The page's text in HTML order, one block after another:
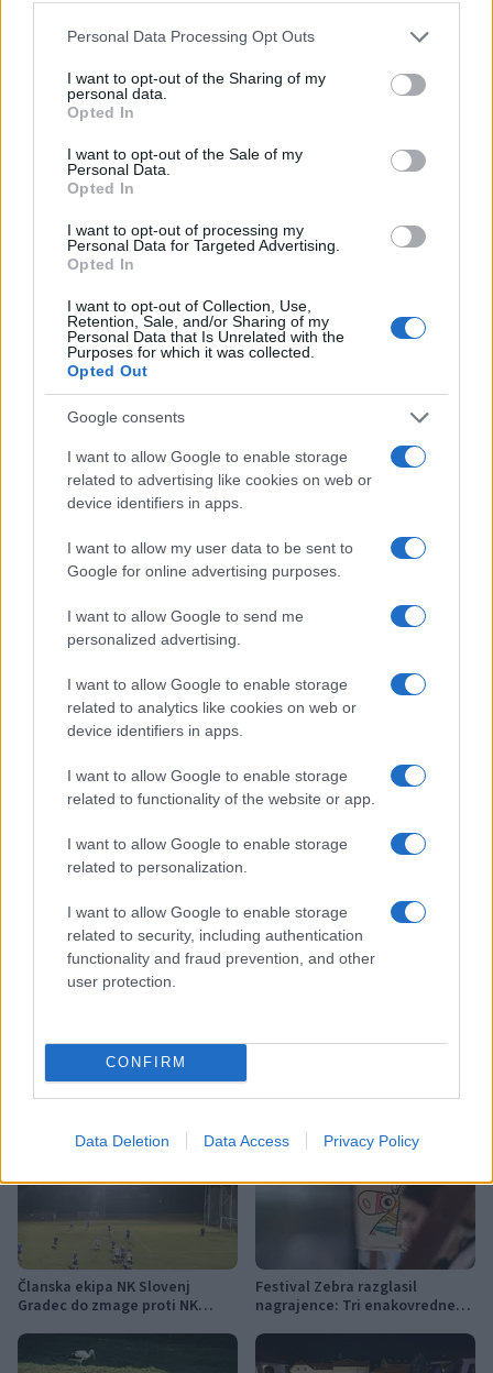
Please note that this website/app uses one or more Google
not limited to your visit or usage behaviour. You may click to
grant or deny consent to Google and its third-party tags to
use your data for below specified purposes in below Google
consent section.
Personal Data Processing Opt Outs
I want to opt-out of the Sharing of my
personal data.
Opted In
I want to opt-out of the Sale of my
Personal Data.
Opted In
I want to opt-out of processing my
Personal Data for Targeted Advertising.
Opted In
I want to opt-out of Collection, Use,
Retention, Sale, and/or Sharing of my
Personal Data that Is Unrelated with the
Purposes for which it was collected.
Opted Out
Google consents
I want to allow Google to enable storage
related to advertising like cookies on web or
device identifiers in apps.
I want to allow my user data to be sent to
Google for online advertising purposes.
I want to allow Google to send me
personalized advertising.
I want to allow Google to enable storage
related to analytics like cookies on web or
device identifiers in apps.
I want to allow Google to enable storage
related to functionality of the website or app.
I want to allow Google to enable storage
related to personalization.
I want to allow Google to enable storage
related to security, including authentication
functionality and fraud prevention, and other
user protection.
CONFIRM
Data Deletion Data Access Privacy Policy
več kot 3500 ml,
ki ima vrednosti hemoglobina 135 g/l (moški) in
125 g/l (ženske)
moški lahko kri darujejo na vsake 3 mesece,
ženske na vsake 4 mesece.
Več o krvodajalstvu si lahko preberete
Vabljeni, da se udeležite ene izmed akcij in nekomu
pomagate rešiti življenje.
posameznik kazensko odgovoren za javno spodbujanje
sovraštva, nasilja ali nestrpnosti. Komentarji z žaljivimi,
odstranjeni. Pravila komentiranja →
Slovenj Gradec Mislinja
Kategorije: Novice Novice Novice
Ključne besede:
krvodajalska akcija
Članska ekipa NK Slovenj
Gradec do zmage proti NK
Festival Zebra razglasil
nagrajence: Tri enakovredne
občinstva